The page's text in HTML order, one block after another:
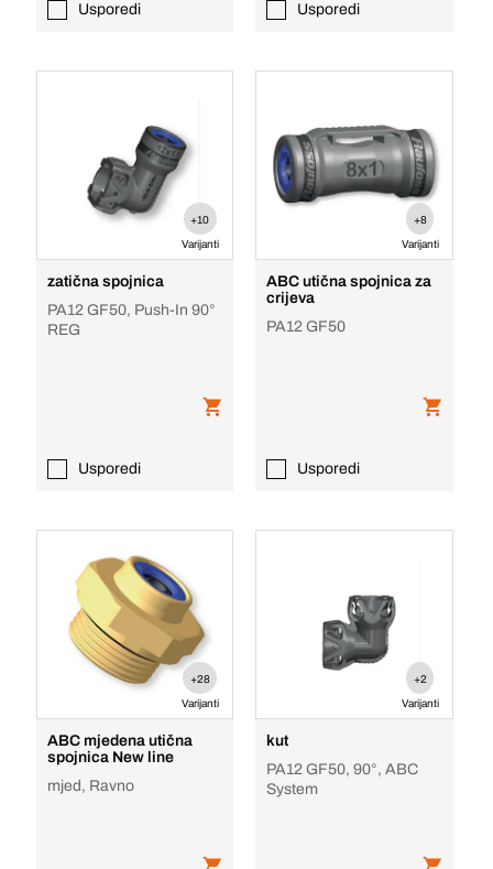
Usporedi Usporedi
+10
Varijanti
zatična spojnica
PA12 GF50, Push-In 90°
REG
Usporedi
+8
Varijanti
ABC utična spojnica za
crijeva
PA12 GF50
Usporedi
+28
Varijanti
ABC mjedena utična
spojnica New line
mjed, Ravno
+2
Varijanti
kut
PA12 GF50, 90°, ABC
System